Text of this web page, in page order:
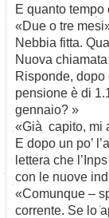
E quanto
«Due o tre
Nebbia fitta.
Nuova
Risponde, dopo
pensione è di
gennaio? »
«Già capito, mi
E dopo un po’
lettera che
con le nuove
«Comunque –
corrente. Se lo